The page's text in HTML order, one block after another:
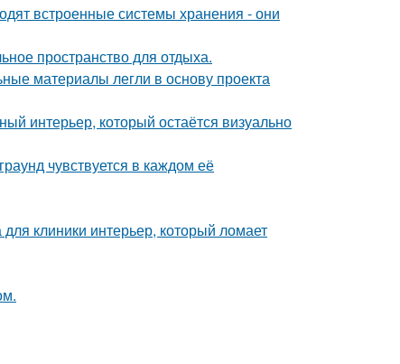
встроенные системы хранения - они
пространство для отдыха.
материалы легли в основу проекта
интерьер, который остаётся визуально
чувствуется в каждом её
клиники интерьер, который ломает